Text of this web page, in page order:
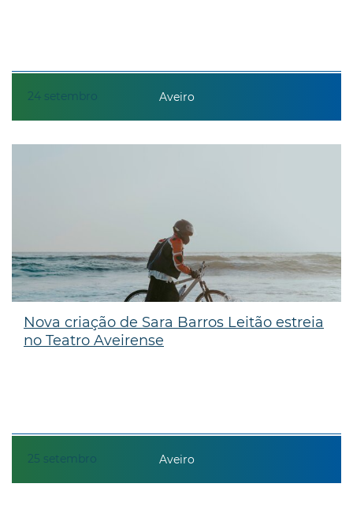
24 setembro Aveiro
25 setembro
Nova criação de Sara Barros Leitão estreia
no Teatro Aveirense
Aveiro